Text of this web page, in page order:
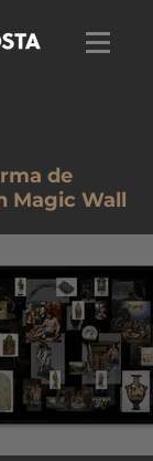
de
Magic Wall